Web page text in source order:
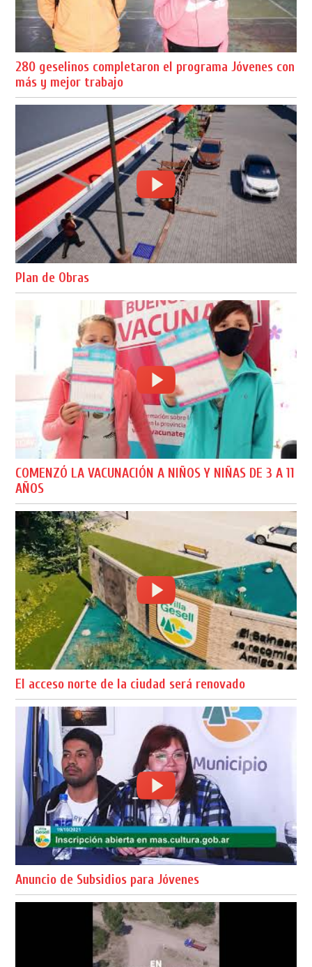
280 geselinos completaron el programa Jóvenes con
más y mejor trabajo
Plan de Obras
COMENZÓ LA VACUNACIÓN A NIÑOS Y NIÑAS DE 3 A 11
AÑOS
El acceso norte de la ciudad será renovado
Anuncio de Subsidios para Jóvenes